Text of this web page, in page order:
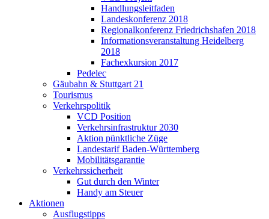
Handlungsleitfaden
Landeskonferenz 2018
Regionalkonferenz Friedrichshafen 2018
Informationsveranstaltung Heidelberg
2018
Fachexkursion 2017
Pedelec
Gäubahn & Stuttgart 21
Tourismus
Verkehrspolitik
VCD Position
Verkehrsinfrastruktur 2030
Aktion pünktliche Züge
Landestarif Baden-Württemberg
Mobilitätsgarantie
Verkehrssicherheit
Gut durch den Winter
Handy am Steuer
Aktionen
Ausflugstipps